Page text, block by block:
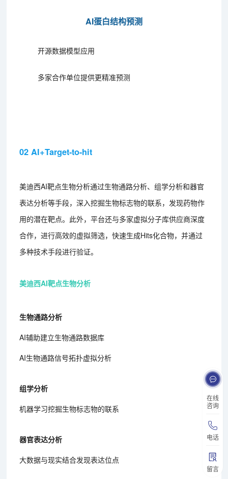
在线
咨询
电话
留言
AI蛋白结构预测
开源数据模型应用
多家合作单位提供更精准预测
02 AI+Target-to-hit
美迪西AI靶点生物分析通过生物通路分析、组学分析和器官
表达分析等手段，深入挖掘生物标志物的联系，发现药物作
用的潜在靶点。此外，平台还与多家虚拟分子库供应商深度
合作，进行高效的虚拟筛选，快速生成Hits化合物，并通过
多种技术手段进行验证。
美迪西AI靶点生物分析
生物通路分析
AI辅助建立生物通路数据库
AI生物通路信号拓扑虚拟分析
组学分析
机器学习挖掘生物标志物的联系
器官表达分析
大数据与现实结合发现表达位点